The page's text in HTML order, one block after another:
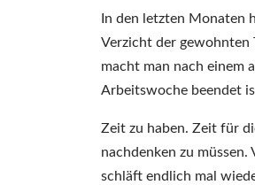
In den letzten Monaten
Verzicht der gewohnten
macht man nach einem
Arbeitswoche beendet
Zeit zu haben. Zeit für
nachdenken zu
schläft endlich mal